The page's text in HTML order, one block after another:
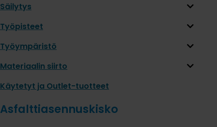
Säilytys
Työpisteet
Työympäristö
Materiaalin siirto
Käytetyt ja Outlet-tuotteet
Asfalttiasennuskisko